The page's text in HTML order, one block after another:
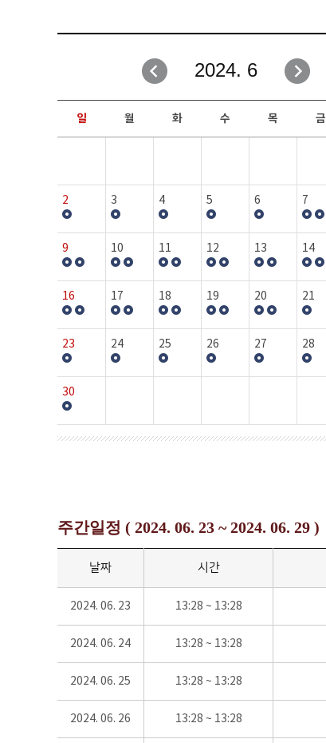
취업성공지원과
창업지원·교육센터
현장실습/IPP사업단
커뮤니티
자유게시판
일정안내
보도자료
행사갤러리
2024. 6
일 월 화 수 목 금
2 3 4 5 6 7
9 10 11 12 13 14
16 17 18 19 20 21
23 24 25 26 27 28
30
주간일정 ( 2024. 06. 23 ~ 2024. 06. 29 )
날짜 시간
2024. 06. 23 13:28 ~ 13:28
2024. 06. 24 13:28 ~ 13:28
2024. 06. 25 13:28 ~ 13:28
2024. 06. 26 13:28 ~ 13:28